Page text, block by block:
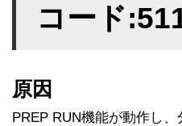
コード
原因
PREP RUN機能が動作し